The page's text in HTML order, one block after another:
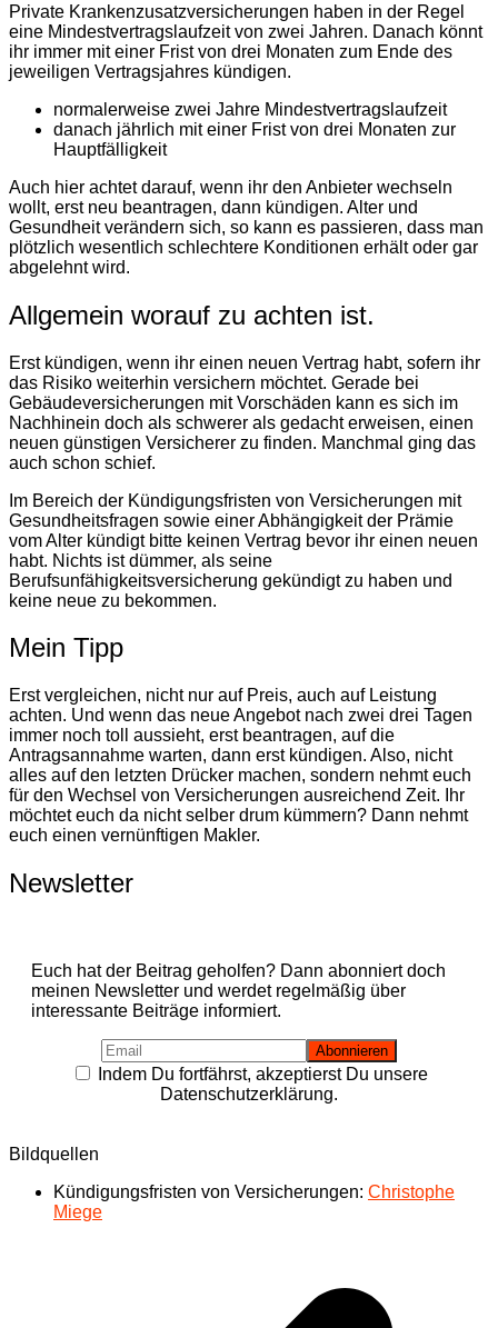
Private Krankenzusatzversicherungen haben in der Regel
eine Mindestvertragslaufzeit von zwei Jahren. Danach könnt
ihr immer mit einer Frist von drei Monaten zum Ende des
jeweiligen Vertragsjahres kündigen.
normalerweise zwei Jahre Mindestvertragslaufzeit
danach jährlich mit einer Frist von drei Monaten zur
Hauptfälligkeit
Auch hier achtet darauf, wenn ihr den Anbieter wechseln
wollt, erst neu beantragen, dann kündigen. Alter und
Gesundheit verändern sich, so kann es passieren, dass man
plötzlich wesentlich schlechtere Konditionen erhält oder gar
abgelehnt wird.
Allgemein worauf zu achten ist.
Erst kündigen, wenn ihr einen neuen Vertrag habt, sofern ihr
das Risiko weiterhin versichern möchtet. Gerade bei
Gebäudeversicherungen mit Vorschäden kann es sich im
Nachhinein doch als schwerer als gedacht erweisen, einen
neuen günstigen Versicherer zu finden. Manchmal ging das
auch schon schief.
Im Bereich der Kündigungsfristen von Versicherungen mit
Gesundheitsfragen sowie einer Abhängigkeit der Prämie
vom Alter kündigt bitte keinen Vertrag bevor ihr einen neuen
habt. Nichts ist dümmer, als seine
Berufsunfähigkeitsversicherung gekündigt zu haben und
keine neue zu bekommen.
Mein Tipp
Erst vergleichen, nicht nur auf Preis, auch auf Leistung
achten. Und wenn das neue Angebot nach zwei drei Tagen
immer noch toll aussieht, erst beantragen, auf die
Antragsannahme warten, dann erst kündigen. Also, nicht
alles auf den letzten Drücker machen, sondern nehmt euch
für den Wechsel von Versicherungen ausreichend Zeit. Ihr
möchtet euch da nicht selber drum kümmern? Dann nehmt
euch einen vernünftigen Makler.
Newsletter
Euch hat der Beitrag geholfen? Dann abonniert doch
meinen Newsletter und werdet regelmäßig über
interessante Beiträge informiert.
Indem Du fortfährst, akzeptierst Du unsere
Datenschutzerklärung.
Bildquellen
Kündigungsfristen von Versicherungen: Christophe
Miege